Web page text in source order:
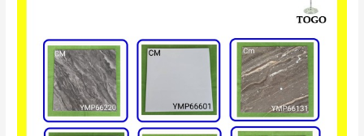
Design